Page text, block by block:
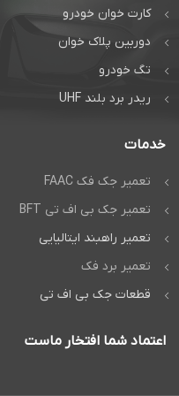
کارت خوان خودرو
دوربین پلاک خوان
تگ خودرو
ریدر برد بلند UHF
خدمات
تعمیر جک فک FAAC
تعمیر جک بی اف تی BFT
تعمیر راهبند ایتالیایی
تعمیر برد فک
قطعات جک بی اف تی
اعتماد شما افتخار ماست